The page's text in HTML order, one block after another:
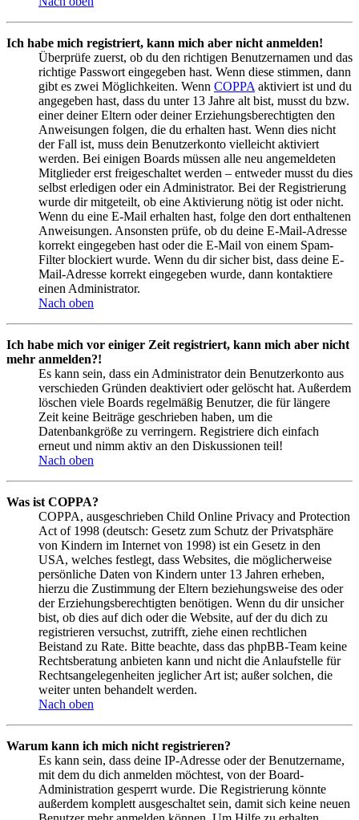
Ich habe mich registriert, kann mich aber nicht anmelden!
Überprüfe zuerst, ob du den richtigen Benutzernamen und das
richtige Passwort eingegeben hast. Wenn diese stimmen, dann
gibt es zwei Möglichkeiten. Wenn COPPA aktiviert ist und du
angegeben hast, dass du unter 13 Jahre alt bist, musst du bzw.
einer deiner Eltern oder deiner Erziehungsberechtigten den
Anweisungen folgen, die du erhalten hast. Wenn dies nicht
der Fall ist, muss dein Benutzerkonto vielleicht aktiviert
werden. Bei einigen Boards müssen alle neu angemeldeten
Mitglieder erst freigeschaltet werden – entweder musst du dies
selbst erledigen oder ein Administrator. Bei der Registrierung
wurde dir mitgeteilt, ob eine Aktivierung nötig ist oder nicht.
Wenn du eine E-Mail erhalten hast, folge den dort enthaltenen
Anweisungen. Ansonsten prüfe, ob du deine E-Mail-Adresse
korrekt eingegeben hast oder die E-Mail von einem Spam-
Filter blockiert wurde. Wenn du dir sicher bist, dass deine E-
Mail-Adresse korrekt eingegeben wurde, dann kontaktiere
einen Administrator.
Nach oben
Ich habe mich vor einiger Zeit registriert, kann mich aber nicht
mehr anmelden?!
Es kann sein, dass ein Administrator dein Benutzerkonto aus
verschieden Gründen deaktiviert oder gelöscht hat. Außerdem
löschen viele Boards regelmäßig Benutzer, die für längere
Zeit keine Beiträge geschrieben haben, um die
Datenbankgröße zu verringern. Registriere dich einfach
erneut und nimm aktiv an den Diskussionen teil!
Nach oben
Was ist COPPA?
COPPA, ausgeschrieben Child Online Privacy and Protection
Act of 1998 (deutsch: Gesetz zum Schutz der Privatsphäre
von Kindern im Internet von 1998) ist ein Gesetz in den
USA, welches festlegt, dass Websites, die möglicherweise
persönliche Daten von Kindern unter 13 Jahren erheben,
hierzu die Zustimmung der Eltern beziehungsweise des oder
der Erziehungsberechtigten benötigen. Wenn du dir unsicher
bist, ob dies auf dich oder die Website, auf der du dich zu
registrieren versuchst, zutrifft, ziehe einen rechtlichen
Beistand zu Rate. Bitte beachte, dass das phpBB-Team keine
Rechtsberatung anbieten kann und nicht die Anlaufstelle für
Rechtsangelegenheiten jeglicher Art ist; außer solchen, die
weiter unten behandelt werden.
Nach oben
Warum kann ich mich nicht registrieren?
Es kann sein, dass deine IP-Adresse oder der Benutzername,
mit dem du dich anmelden möchtest, von der Board-
Administration gesperrt wurde. Die Registrierung könnte
außerdem komplett ausgeschaltet sein, damit sich keine neuen